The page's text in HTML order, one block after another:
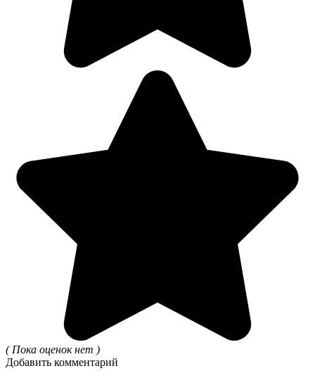
( Пока оценок нет )
Добавить комментарий